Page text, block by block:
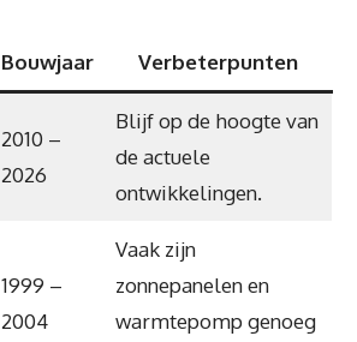
Bouwjaar Verbeterpunten
2010 –
2026
Blijf op de hoogte van
de actuele
ontwikkelingen.
1999 –
2004
Vaak zijn
zonnepanelen en
warmtepomp genoeg